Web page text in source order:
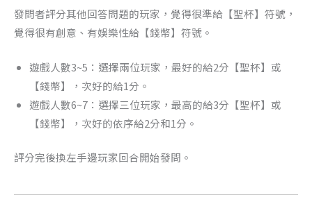
發問者評分其他回答問題的玩家，覺得很準給【聖杯】符號，
覺得很有創意、有娛樂性給【錢幣】符號。
遊戲人數3~5：選擇兩位玩家，最好的給2分【聖杯】或
【錢幣】，次好的給1分。
遊戲人數6~7：選擇三位玩家，最高的給3分【聖杯】或
【錢幣】，次好的依序給2分和1分。
評分完後換左手邊玩家回合開始發問。